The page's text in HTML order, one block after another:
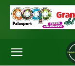
Di Emanuele Cavo - 26